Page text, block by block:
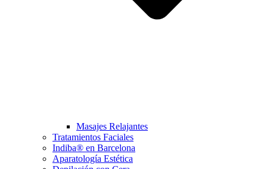
Masajes Relajantes
Tratamientos Faciales
Indiba® en Barcelona
Aparatología Estética